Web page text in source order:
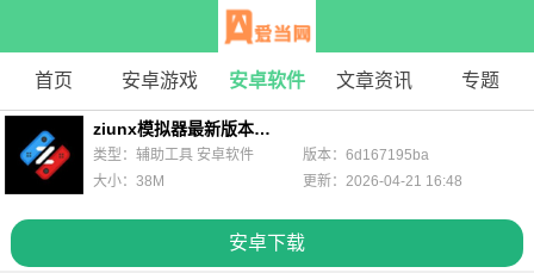
首页 安卓游戏 安卓软件 文章资讯 专题
ziunx模拟器最新版本下载
安卓下载
类型：辅助工具 安卓软件
版本：6d167195ba
大小：38M
更新：2026-04-21 16:48